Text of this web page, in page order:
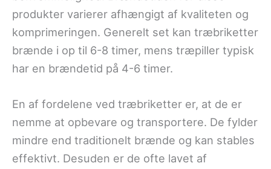
produkter varierer afhængigt af kvaliteten og
komprimeringen. Generelt set kan træbriketter
brænde i op til 6-8 timer, mens træpiller typisk
har en brændetid på 4-6 timer.
En af fordelene ved træbriketter er, at de er
nemme at opbevare og transportere. De fylder
mindre end traditionelt brænde og kan stables
effektivt. Desuden er de ofte lavet af